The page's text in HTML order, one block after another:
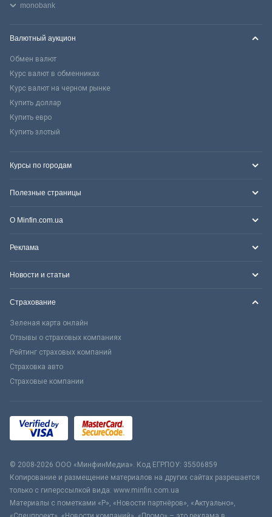
monobank
Валютный аукцион
Обмен валют
Курс валют в обменниках
Курс валют на черном рынке
Купить доллар
Купить евро
Купить злотый
Курсы по городам
Полезные страницы
О Minfin.com.ua
Реклама
Новости и статьи
Страхование
Зеленая карта онлайн
Отзывы о страховых компаниях
Рейтинг страховых компаний
Страховка авто
Страховые компании
© 2008-2026 ООО «МинфинМедиа». Код ЕГРПОУ: 35506859
Копирование и размещение материалов на других сайтах разрешается
только с гиперссылкой вида: www.minfin.com.ua
Материалы с пометками «Р», «Новости партнёров», «Актуально»,